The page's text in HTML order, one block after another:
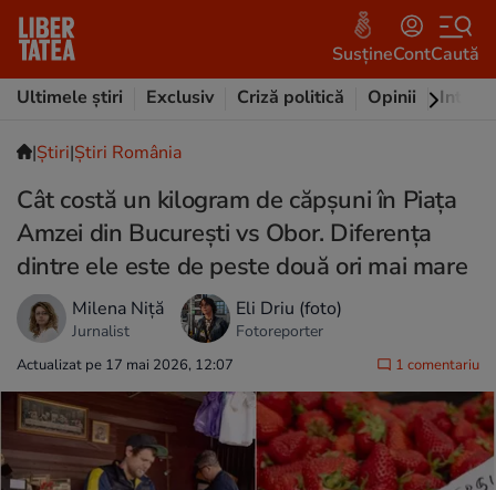
SusțineContCaută
Ultimele știri
Exclusiv Criză politică Opinii
|Ştiri|Știri România
Cât costă un kilogram de căpșuni în Piața
Amzei din București vs Obor. Diferența
dintre ele este de peste două ori mai mare
Milena Niță
Jurnalist
Eli Driu (foto)
Fotoreporter
Actualizat pe 17 mai 2026, 12:07 1 comentariu